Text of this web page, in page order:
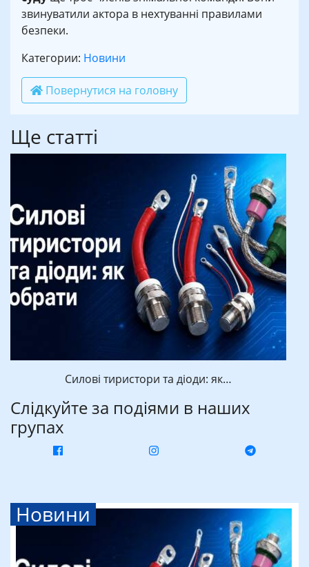
звинуватили актора в нехтуванні правилами
безпеки.
Категории: Новини
Повернутися на головну
Ще статті
Силові тиристори та діоди: як…
Слідкуйте за подіями в наших
групах
Новини